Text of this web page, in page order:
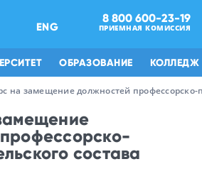
ENG
8 800 600-23-19
ПРИЕМНАЯ КОМИССИЯ
ОБРАЗОВАНИЕ КОЛЛЕДЖ
на замещение должностей профессорско-
состава